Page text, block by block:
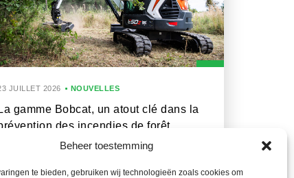
Beheer toestemming
te bieden, gebruiken wij technologieën zoals cookies om
JUILLET 2026 NOUVELLES
La gamme Bobcat, un atout clé dans la
des incendies de forêt